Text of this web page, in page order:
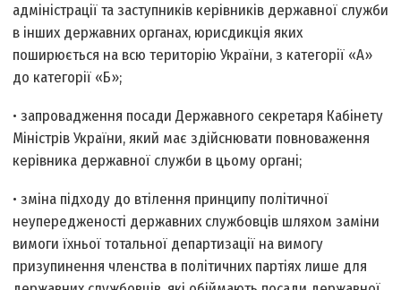
адміністрації та заступників керівників державної служби
в інших державних органах, юрисдикція яких
поширюється на всю територію України, з категорії «А»
до категорії «Б»;
• запровадження посади Державного секретаря Кабінету
Міністрів України, який має здійснювати повноваження
керівника державної служби в цьому органі;
• зміна підходу до втілення принципу політичної
неупередженості державних службовців шляхом заміни
вимоги їхньої тотальної департизації на вимогу
призупинення членства в політичних партіях лише для